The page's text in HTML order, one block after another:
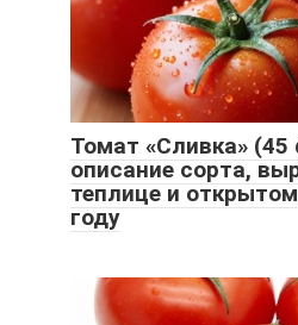
Томат «Сливка»
описание сорта,
теплице и
году